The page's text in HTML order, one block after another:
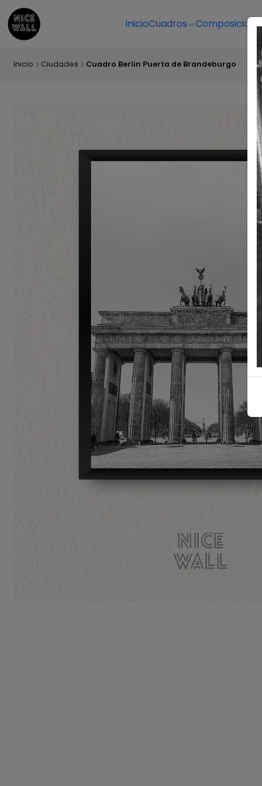
InicioCuadros
Inicio Ciudades Cuadro Berlin Puerta de Brandeburgo